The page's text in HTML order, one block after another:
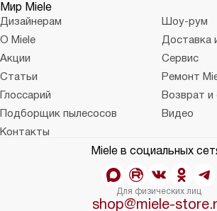
Мир Miele
Дизайнерам
Шоу-рум
О Miele
Доставка
Акции
Сервис
Статьи
Ремонт
Глоссарий
Возврат и
Подборщик пылесосов
Видео
Контакты
Miele в социальных
Для физических лиц
shop@miele-